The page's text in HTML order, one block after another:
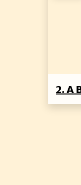
2. A